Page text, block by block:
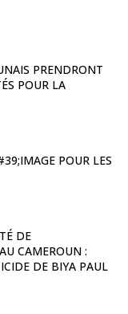
PRENDRONT
POUR LA
POUR LES
DE
CAMEROUN :
DE BIYA PAUL